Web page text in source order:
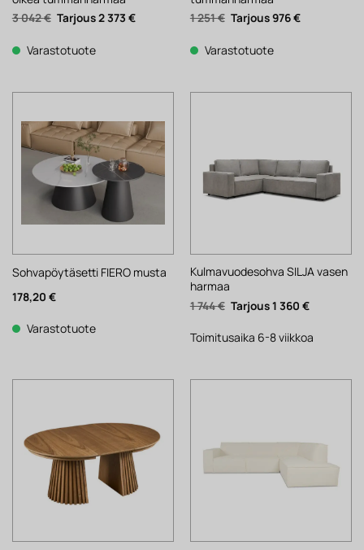
3 042€ Alkuperäinen
hinta
3
042 €.
2 373 €Nykyinen
Varastotuote
1 251€ Alkuperäinen
hinta
1
251 €.
976€Nykyinen
Varastotuote
Sohvapöytäsetti FIERO musta
178,20 €
Varastotuote
Kulmavuodesohva SILJA vasen
harmaa
1 744€ Alkuperäinen
hinta
1
744 €.
1 360 €Nykyinen
1
360 €.
Toimitusaika 6-8 viikkoa